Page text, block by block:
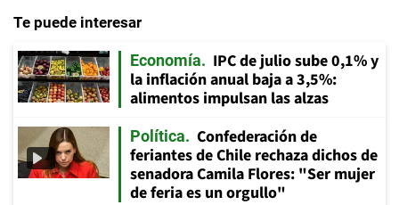
Te puede interesar
Economía
IPC de julio sube 0,1% y
la inflación anual baja a 3,5%:
alimentos impulsan las alzas
Política
Confederación de
feriantes de Chile rechaza dichos de
senadora Camila Flores: "Ser mujer
de feria es un orgullo"